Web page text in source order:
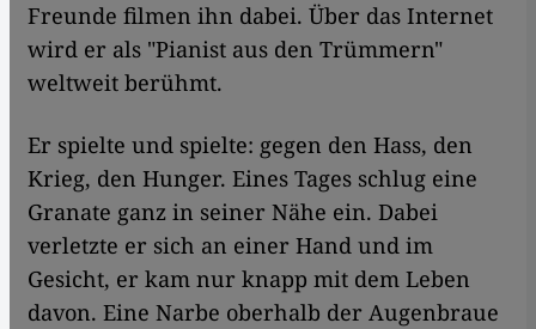
Freunde filmen ihn dabei. Über das Internet
wird er als "Pianist aus den Trümmern"
weltweit berühmt.
Er spielte und spielte: gegen den Hass, den
Krieg, den Hunger. Eines Tages schlug eine
Granate ganz in seiner Nähe ein. Dabei
verletzte er sich an einer Hand und im
Gesicht, er kam nur knapp mit dem Leben
davon. Eine Narbe oberhalb der Augenbraue